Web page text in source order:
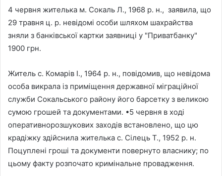
4 червня жителька м. Сокаль Л., 1968 р. н., заявила, що
29 травня ц. р. невідомі особи шляхом шахрайства
зняли з банківської картки заявниці у "Приватбанку"
1900 грн.
Житель с. Комарів І., 1964 р. н., повідомив, що невідома
особа викрала із приміщення державної міграційної
служби Сокальського району його барсетку з великою
сумою грошей та документами. •5 червня в ході
оперативнорозшукових заходів встановлено, що цю
крадіжку здійснила жителька с. Сілець Т., 1952 р. н.
Поцуплені гроші та документи повернуто власнику; по
цьому факту розпочато кримінальне провадження.